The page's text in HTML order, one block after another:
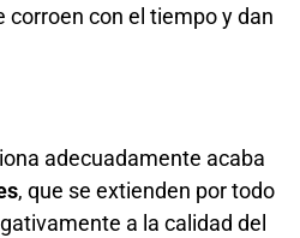
corroen con el tiempo y dan
adecuadamente acaba
, que se extienden por todo
a la calidad del